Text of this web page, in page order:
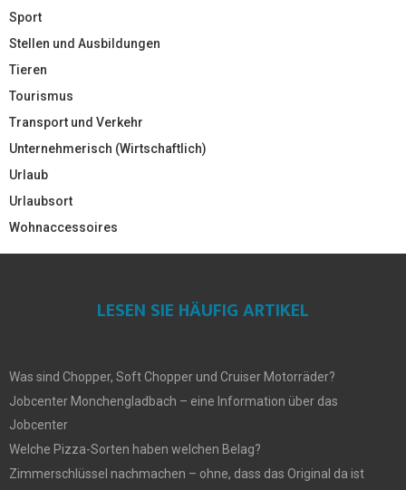
Sport
Stellen und Ausbildungen
Tieren
Tourismus
Transport und Verkehr
Unternehmerisch (Wirtschaftlich)
Urlaub
Urlaubsort
Wohnaccessoires
LESEN SIE HÄUFIG ARTIKEL
Was sind Chopper, Soft Chopper und Cruiser Motorräder?
Jobcenter Monchengladbach – eine Information über das
Jobcenter
Welche Pizza-Sorten haben welchen Belag?
Zimmerschlüssel nachmachen – ohne, dass das Original da ist